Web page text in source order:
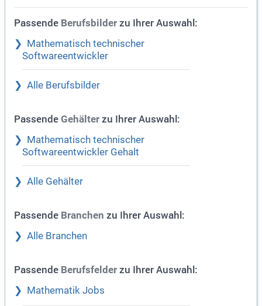
Passende Berufsbilder zu Ihrer Auswahl:
Mathematisch technischer
Softwareentwickler
Alle Berufsbilder
Passende Gehälter zu Ihrer Auswahl:
Mathematisch technischer
Softwareentwickler Gehalt
Alle Gehälter
Passende Branchen zu Ihrer Auswahl:
Alle Branchen
Passende Berufsfelder zu Ihrer Auswahl:
Mathematik Jobs